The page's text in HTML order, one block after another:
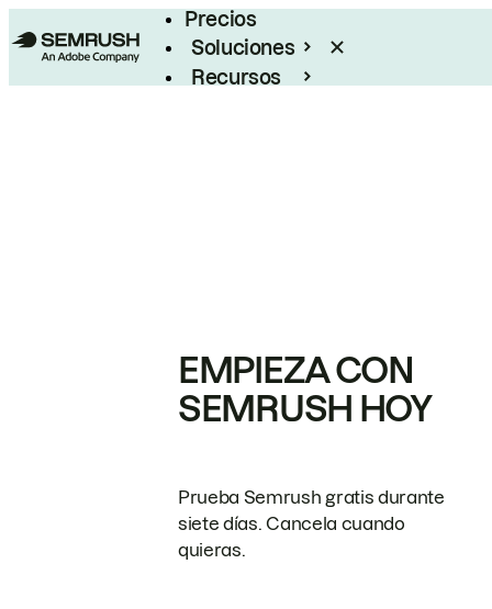
Precios
Soluciones
Recursos
EMPIEZA CON
SEMRUSH HOY
Prueba Semrush gratis durante
siete días. Cancela cuando
quieras.